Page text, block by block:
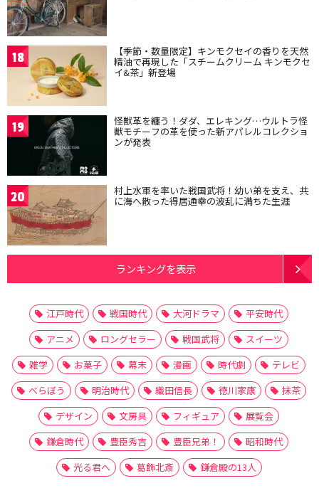
18 【季節・数量限定】キンモクセイの香りを天然
精油で再現した「スチームクリーム キンモクセ
イ&茶」新登場
19 怪獣革を纏う！ダダ、エレキング…ウルトラ怪
獣モチーフの革を使った新アパレルコレクショ
ンが発表
20 村上水軍を率いた戦国武将！幼い弟を支え、共
に海へ散った得居通幸の波乱に満ちた生涯
ランキングを表示
江戸時代 戦国時代 大河ドラマ
平安時代
アニメ
ロングセラー 戦国武将
スイーツ
雑学
お菓子 幕末 漫画 時代劇
テレビ
べらぼう
明治時代 織田信長 徳川家康
抹茶
デザイン
文房具 フィギュア
展覧会
鎌倉時代
豊臣秀吉 豊臣兄弟！
昭和時代
光る君へ
葛飾北斎 鎌倉殿の13人